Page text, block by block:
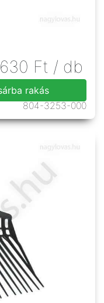
Ft / db
rakás
804-3253-000